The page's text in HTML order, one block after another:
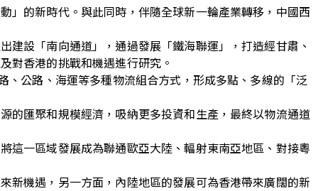
」的新時代。與此同時，伴隨全球新一輪產業轉移，中國西
設「南向通道」，通過發展「鐵海聯運」，打造經甘肅、
對香港的挑戰和機遇進行研究。
公路、海運等多種物流組合方式，形成多點、多線的「泛
的匯聚和規模經濟，吸納更多投資和生產，最終以物流通道
這一區域發展成為聯通歐亞大陸、輻射東南亞地區、對接粵
新機遇，另一方面，內陸地區的發展可為香港帶來廣闊的新